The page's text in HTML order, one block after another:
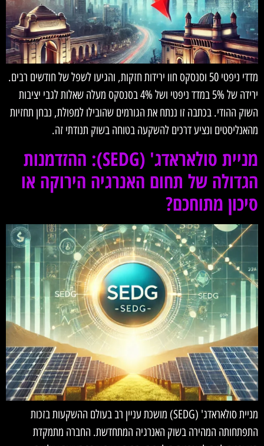
מדדי ניפטי 50 וסנסקס חוו ירידות חזקות, והגיעו לשפל של חודשים רבים.
ירידה של 5% במדד ניפטי ושל 4% בסנסקס מעלה שאלות לגבי יציבות
השוק ההודי. בכתבה זו ננתח את הגורמים שהובילו למפולת, נבחן תחזיות
מהאנליסטים ונציע דרכים להשקעה בטוחה בשוק תנודתי זה.
מניית סולאראדג' (SEDG): ההזדמנות
הגדולה של תחום האנרגיה הירוקה או
סיכון מתוחכם?
מניית סולאראדג' (SEDG) מושכת עניין רב בעולם ההשקעות בזכות
התפתחותה המהירה בשוק האנרגיה המתחדשת. החברה מתמקדת